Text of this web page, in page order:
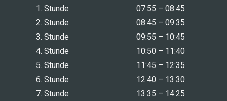
1. Stunde
07:55 – 08:45
2. Stunde
08:45 – 09:35
3. Stunde
09:55 – 10:45
4. Stunde
10:50 – 11:40
5. Stunde
11:45 – 12:35
6. Stunde
12:40 – 13:30
7. Stunde
13:35 – 14:25